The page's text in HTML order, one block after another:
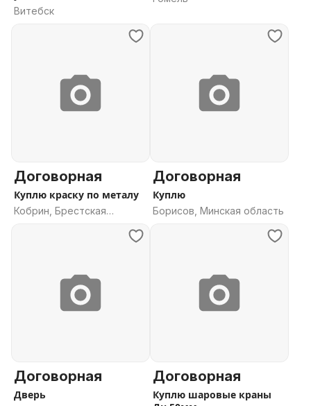
Витебск
Договорная
Куплю краску по металу
Кобрин, Брестская
Договорная
Куплю
Борисов, Минская область
Договорная
Дверь
Договорная
Куплю шаровые краны